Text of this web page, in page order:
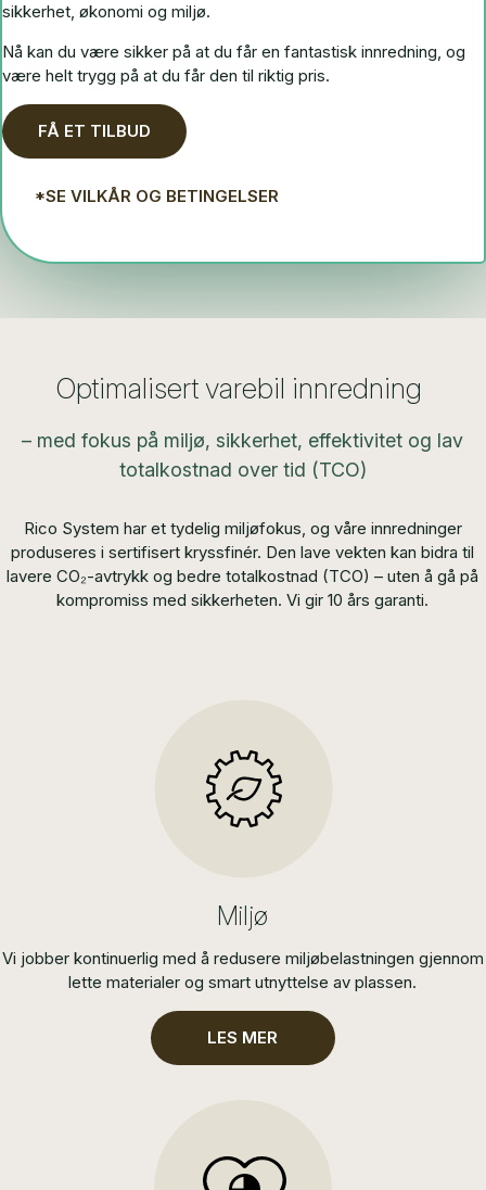
sikkerhet, økonomi og miljø.
Nå kan du være sikker på at du får en fantastisk innredning, og
være helt trygg på at du får den til riktig pris.
FÅ ET TILBUD
*SE VILKÅR OG BETINGELSER
Optimalisert varebil innredning
– med fokus på miljø, sikkerhet, effektivitet og lav
totalkostnad over tid (TCO)
Rico System har et tydelig miljøfokus, og våre innredninger
produseres i sertifisert kryssfinér. Den lave vekten kan bidra til
lavere CO₂-avtrykk og bedre totalkostnad (TCO) – uten å gå på
kompromiss med sikkerheten. Vi gir 10 års garanti.
Miljø
Vi jobber kontinuerlig med å redusere miljøbelastningen gjennom
lette materialer og smart utnyttelse av plassen.
LES MER